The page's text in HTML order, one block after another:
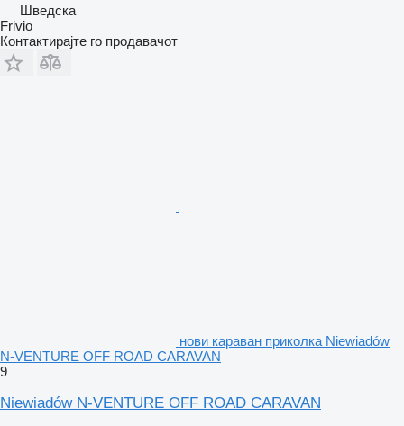
Шведска
Frivio
Контактирајте го продавачот
нови караван приколка Niewiadów
N-VENTURE OFF ROAD CARAVAN
9
Niewiadów N-VENTURE OFF ROAD CARAVAN